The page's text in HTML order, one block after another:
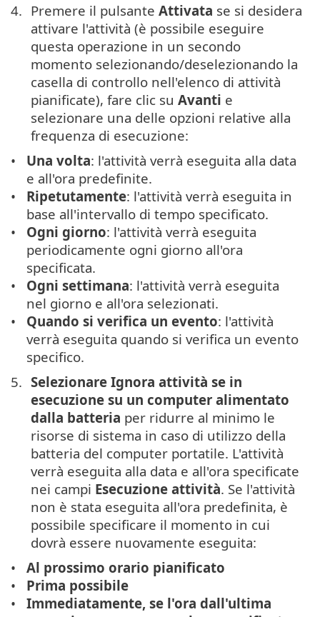
Premere il pulsante Attivata se si desidera
attivare l'attività (è possibile eseguire
questa operazione in un secondo
momento selezionando/deselezionando la
casella di controllo nell'elenco di attività
pianificate), fare clic su Avanti e
selezionare una delle opzioni relative alla
frequenza di esecuzione:
Una volta: l'attività verrà eseguita alla data
e all'ora predefinite.
Ripetutamente: l'attività verrà eseguita in
base all'intervallo di tempo specificato.
Ogni giorno: l'attività verrà eseguita
periodicamente ogni giorno all'ora
specificata.
Ogni settimana: l'attività verrà eseguita
nel giorno e all'ora selezionati.
Quando si verifica un evento: l'attività
verrà eseguita quando si verifica un evento
specifico.
Selezionare Ignora attività se in
esecuzione su un computer alimentato
dalla batteria per ridurre al minimo le
risorse di sistema in caso di utilizzo della
batteria del computer portatile. L'attività
verrà eseguita alla data e all'ora specificate
nei campi Esecuzione attività. Se l'attività
non è stata eseguita all'ora predefinita, è
possibile specificare il momento in cui
dovrà essere nuovamente eseguita:
Al prossimo orario pianificato
Prima possibile
Immediatamente, se l'ora dall'ultima